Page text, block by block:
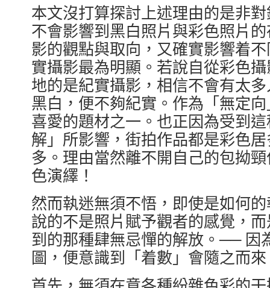
本文沒打算探討上述理由的是非
不會影響到黑白照片與彩色照片
影的觀點與取向，又確實影響着
實攝影最為明顯。若說自從彩色
地的是紀實攝影，相信不會有太
黑白，便不夠紀實。作為「無定
喜愛的題材之一。也正因為受到
解」所影響，街拍作品都是彩色
多。理由當然離不開自己的包拗
色演繹！
然而執迷無須不悟，即使是如何
說的不是照片賦予觀者的感覺，
到的那種肆無忌憚的解放。── 因
圖，便意識到「着數」會隨之而